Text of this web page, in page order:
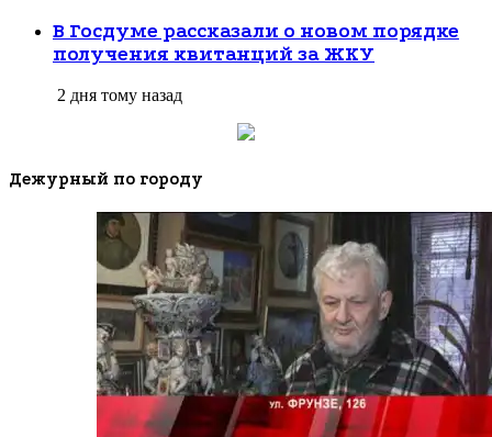
В Госдуме рассказали о новом порядке
получения квитанций за ЖКУ
2 дня тому назад
Дежурный по городу